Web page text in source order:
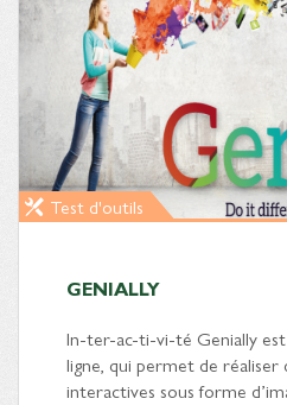
Test d'outils
GENIALLY
In-ter-ac-ti-vi-té Genially
ligne, qui permet de réaliser
interactives sous forme